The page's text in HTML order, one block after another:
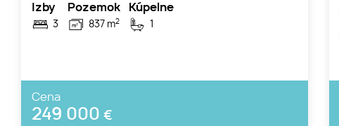
Izby
3
Pozemok
837 m2
Kúpelne
1
Cena
249 000 €